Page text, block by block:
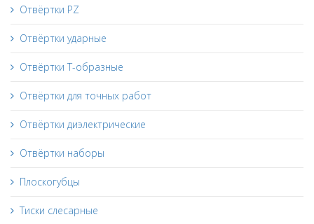
Отвёртки PZ
Отвёртки ударные
Отвёртки Т-образные
Отвёртки для точных работ
Отвёртки диэлектрические
Отвёртки наборы
Плоскогубцы
Тиски слесарные